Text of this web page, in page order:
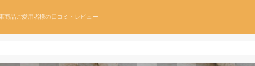
商品ご愛用者様の口コミ・レビュー